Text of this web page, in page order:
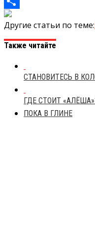
Отправить
Другие статьи по теме:
Также читайте
СТАНОВИТЕСЬ В
ГДЕ СТОИТ
ПОКА В ГЛИНЕ